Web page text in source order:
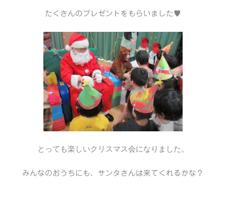
たくさんのプレゼントをもらいました♥
とっても楽しいクリスマス会になりました。
みんなのおうちにも、サンタさんは来てくれるかな？